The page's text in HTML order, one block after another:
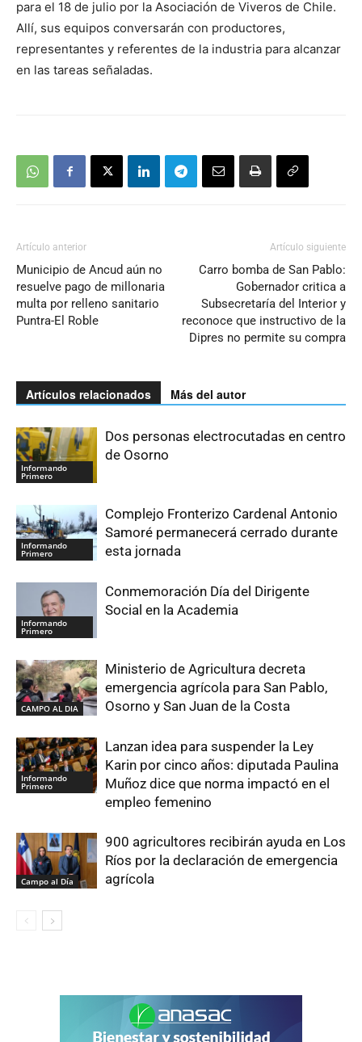
para el 18 de julio por la Asociación de Viveros de Chile.
Allí, sus equipos conversarán con productores,
representantes y referentes de la industria para alcanzar
en las tareas señaladas.
Artículo anterior
Municipio de Ancud aún no
resuelve pago de millonaria
multa por relleno sanitario
Puntra-El Roble
Artículo siguiente
Carro bomba de San Pablo:
Gobernador critica a
Subsecretaría del Interior y
reconoce que instructivo de la
Dipres no permite su compra
Artículos relacionados Más del autor
Informando
Primero
Dos personas electrocutadas en centro
de Osorno
Informando
Primero
Complejo Fronterizo Cardenal Antonio
Samoré permanecerá cerrado durante
esta jornada
Informando
Primero
Conmemoración Día del Dirigente
Social en la Academia
CAMPO AL DIA
Ministerio de Agricultura decreta
emergencia agrícola para San Pablo,
Osorno y San Juan de la Costa
Informando
Primero
Lanzan idea para suspender la Ley
Karin por cinco años: diputada Paulina
Muñoz dice que norma impactó en el
empleo femenino
Campo al Día
900 agricultores recibirán ayuda en Los
Ríos por la declaración de emergencia
agrícola